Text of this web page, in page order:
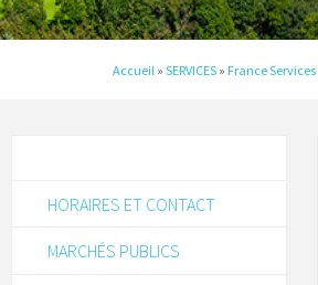
Accueil » SERVICES » France Services
HORAIRES ET CONTACT
MARCHÉS PUBLICS